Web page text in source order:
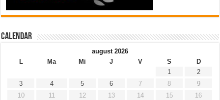
Calendar
august 2026
L
Ma Mi J V S
D
1
2
3
4 5 6 7 8
9
10
11 12 13 14 15
16